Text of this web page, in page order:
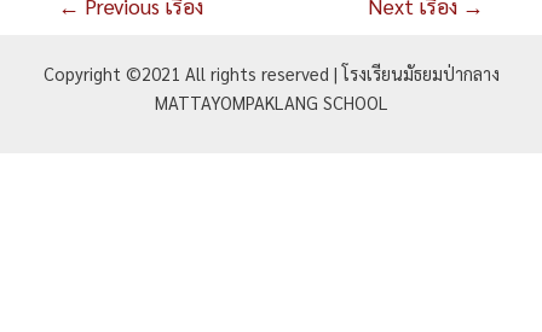
← Previous เรื่อง Next เรื่อง →
Copyright ©2021 All rights reserved | โรงเรียนมัธยมป่ากลาง
MATTAYOMPAKLANG SCHOOL